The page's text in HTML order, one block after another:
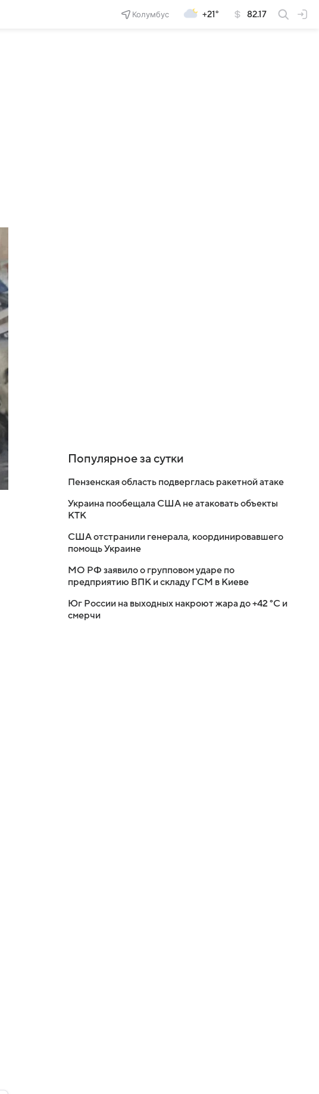
Колумбус +21° 82.17
Популярное за сутки
Пензенская область подверглась ракетной атаке
Украина пообещала США не атаковать объекты
КТК
США отстранили генерала, координировавшего
помощь Украине
МО РФ заявило о групповом ударе по
предприятию ВПК и складу ГСМ в Киеве
Юг России на выходных накроют жара до +42 °C и
смерчи